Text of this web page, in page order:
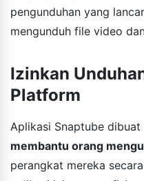
pengunduhan yang
mengunduh file video
Izinkan
Platform
Aplikasi Snaptube
membantu orang
perangkat mereka